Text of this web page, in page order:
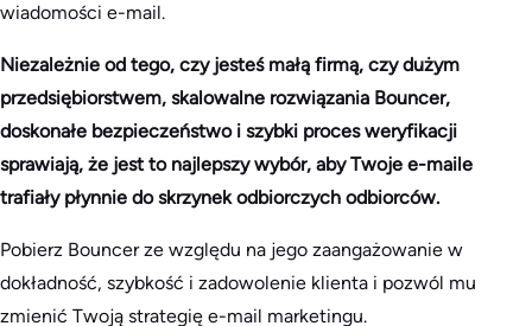
wiadomości e-mail.
Niezależnie od tego, czy jesteś małą firmą, czy dużym
przedsiębiorstwem, skalowalne rozwiązania Bouncer,
doskonałe bezpieczeństwo i szybki proces weryfikacji
sprawiają, że jest to najlepszy wybór, aby Twoje e-maile
trafiały płynnie do skrzynek odbiorczych odbiorców.
Pobierz Bouncer ze względu na jego zaangażowanie w
dokładność, szybkość i zadowolenie klienta i pozwól mu
zmienić Twoją strategię e-mail marketingu.